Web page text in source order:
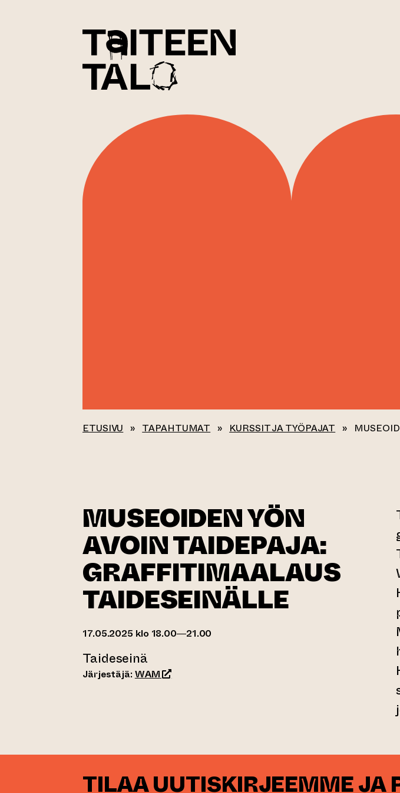
ETUSIVU » TAPAHTUMAT » KURSSIT JA TYÖPAJAT »
MUSEOIDEN YÖN
AVOIN TAIDEPAJA:
GRAFFITIMAALAUS
TAIDESEINÄLLE
17.05.2025 klo 18.00—21.00
Taideseinä
Järjestäjä: WAM(siirtyy toiseen verkkopalveluun)
TILAA UUTISKIRJEEMME JA